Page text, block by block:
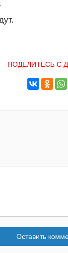
ПОДЕЛИТЕСЬ С
Оставить